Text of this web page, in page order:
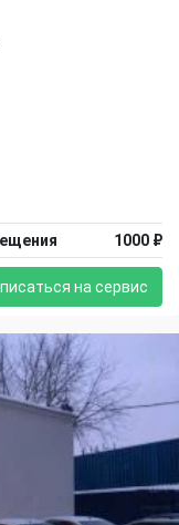
1000 ₽
на сервис